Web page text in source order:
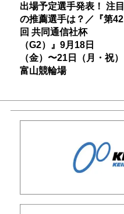
出場予定選手発表！ 注目
の推薦選手は？／『第42
回 共同通信社杯
（G2）』9月18日
（金）〜21日（月・祝）
富山競輪場